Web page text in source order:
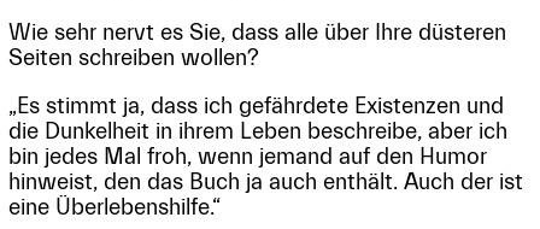
Wie sehr nervt es Sie, dass alle über Ihre düsteren
Seiten schreiben wollen?
„Es stimmt ja, dass ich gefährdete Existenzen und
die Dunkelheit in ihrem Leben beschreibe, aber ich
bin jedes Mal froh, wenn jemand auf den Humor
hinweist, den das Buch ja auch enthält. Auch der ist
eine Überlebenshilfe.“